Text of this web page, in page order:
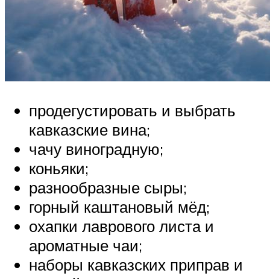
продегустировать и выбрать
кавказские вина;
чачу виноградную;
коньяки;
разнообразные сыры;
горный каштановый мёд;
охапки лаврового листа и
ароматные чаи;
наборы кавказских приправ и